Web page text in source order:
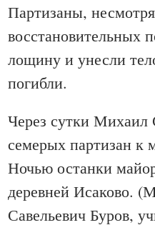
Партизаны,
восстановительных
лощину и унесли
погибли.
Через сутки Михаил
семерых партизан к
Ночью останки
де­ревней Исаково.
Савельевич Буров,